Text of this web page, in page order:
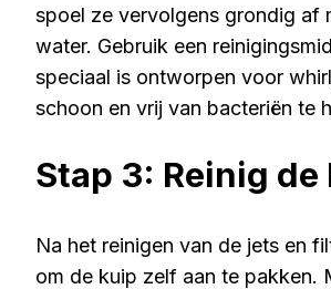
spoel ze vervolgens grondig af
water. Gebruik een
speciaal is ontworpen voor
schoon en vrij van bacteriën te
Stap 3: Reinig de
Na het reinigen van de jets en
om de kuip zelf aan te pakken.